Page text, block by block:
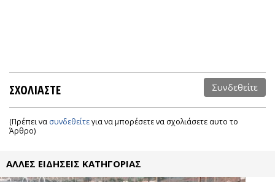
ΣΧΟΛΙΑΣΤΕ Συνδεθείτε
(Πρέπει να συνδεθείτεγια να μπορέσετε να σχολιάσετε αυτο το
Άρθρο)
ΑΛΛΕΣ ΕΙΔΗΣΕΙΣ ΚΑΤΗΓΟΡΙΑΣ